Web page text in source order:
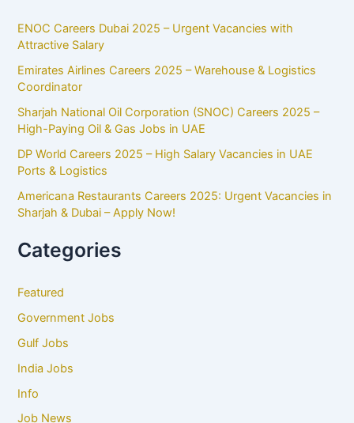
ENOC Careers Dubai 2025 – Urgent Vacancies with
Attractive Salary
Emirates Airlines Careers 2025 – Warehouse & Logistics
Coordinator
Sharjah National Oil Corporation (SNOC) Careers 2025 –
High-Paying Oil & Gas Jobs in UAE
DP World Careers 2025 – High Salary Vacancies in UAE
Ports & Logistics
Americana Restaurants Careers 2025: Urgent Vacancies in
Sharjah & Dubai – Apply Now!
Categories
Featured
Government Jobs
Gulf Jobs
India Jobs
Info
Job News